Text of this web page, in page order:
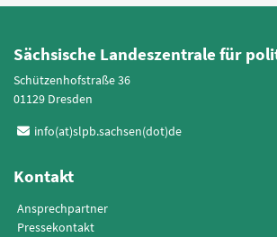
Sächsische Landeszentrale für
Schützenhofstraße 36
01129 Dresden
info(at)slpb.sachsen(dot)de
Kontakt
Ansprechpartner
Pressekontakt